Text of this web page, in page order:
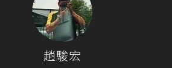
趙駿宏